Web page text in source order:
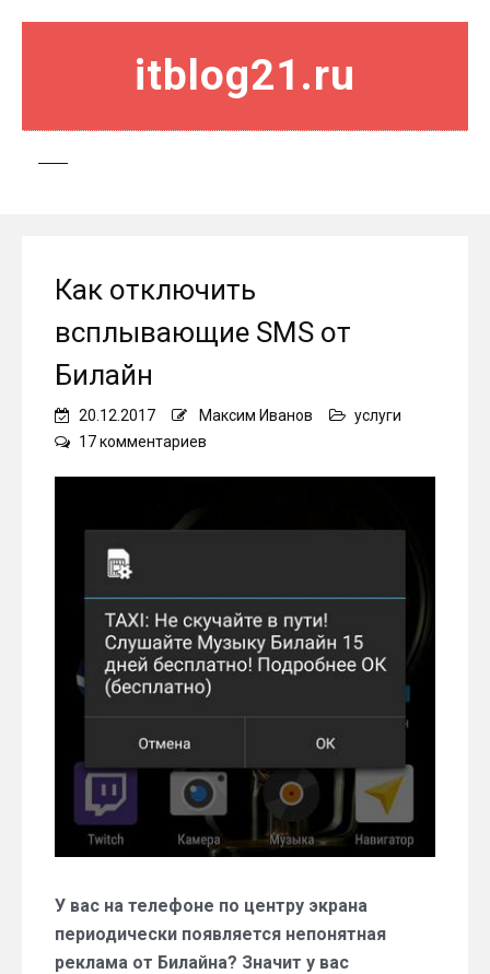
itblog21.ru
Как отключить
всплывающие SMS от
Билайн
20.12.2017 Максим Иванов
услуги
17 комментариев
всплывающие
Билайн
У вас на телефоне по центру экрана
периодически появляется непонятная
реклама от Билайна? Значит у вас